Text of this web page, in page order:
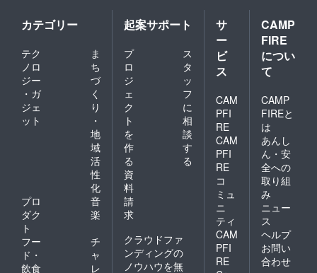
りま
す。 野
菜が高
騰して
います
大変お
いま
す。 送
料が
1000～
地域に
よって
3000円
前後か
かりま
す… リ
ターン
金額は
送料込
みの設
定で
カテゴリー
テク
ノロ
ジー
・ガ
ジェ
ット
ま
ち
づ
く
り
・
地
域
活
性
化
プロ
ダク
ト
音
楽
フー
ド・
飲食
チ
ャ
レ
起案サポート
プ
ロ
ジ
ェ
ク
ト
を
作
る
ス
タ
ッ
フ
に
相
談
す
る
資
料
請
求
クラウドファ
ンディングの
ノウハウを無
サ
ー
ビ
ス
CAM
PFI
RE
CAM
PFI
RE
コ
ミュ
ニ
ティ
CAM
PFI
RE
CAMP
FIRE
につい
て
CAMP
FIREと
は
あんし
ん・安
全への
取り組
み
ニュー
ス
ヘルプ
お問い
合わせ